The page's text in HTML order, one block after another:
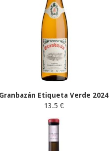
Granbazán Etiqueta Verde 2024
13.5 €